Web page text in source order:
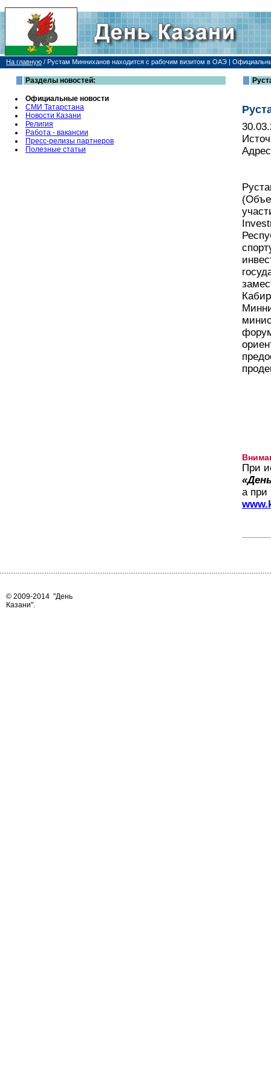
На главную / Рустам Минниханов находится с рабочим визитом в ОАЭ |
Разделы новостей:
Официальные новости
СМИ Татарстана
Новости Казани
Религия
Работа - вакансии
Пресс-релизы партнеров
Полезные статьи
При
а при
© 2009-2014 "День
Казани".